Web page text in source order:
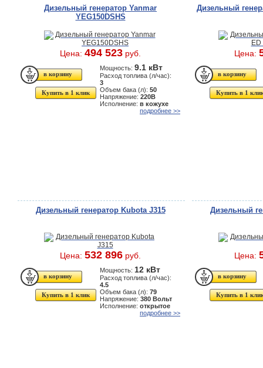
Дизельный генератор Yanmar
YEG150DSHS
Цена: 494 523 руб.
Купить в 1 клик
Мощность: 9.1 кВт
Расход топлива (л/час):
3
Объем бака (л): 50
Напряжение: 220В
Исполнение: в кожухе
подробнее >>
Дизельный
Цена:
Купить в 1
Дизельный генератор Kubota J315
Цена: 532 896 руб.
Купить в 1 клик
Мощность: 12 кВт
Расход топлива (л/час):
4.5
Объем бака (л): 79
Напряжение: 380 Вольт
Исполнение: открытое
подробнее >>
Дизельный
Цена:
Купить в 1